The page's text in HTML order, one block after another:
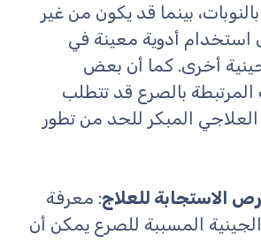
بينما قد يكون من غير
استخدام أدوية معينة في
أخرى. كما أن بعض
المرتبطة بالصرع قد تتطلب
المبكر للحد من تطور
الاستجابة للعلاج: معرفة
المسببة للصرع يمكن أن